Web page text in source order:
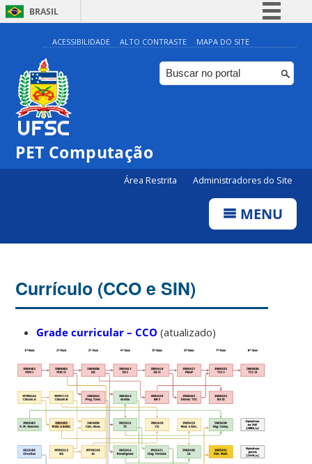
BRASIL
Simplifique!
Comunica BR
Participe
ACESSIBILIDADE ALTO CONTRASTE MAPA DO SITE
PET Computação
Área Restrita Administradores do Site
MENU
Currículo (CCO e SIN)
Grade curricular – CCO (atualizado)